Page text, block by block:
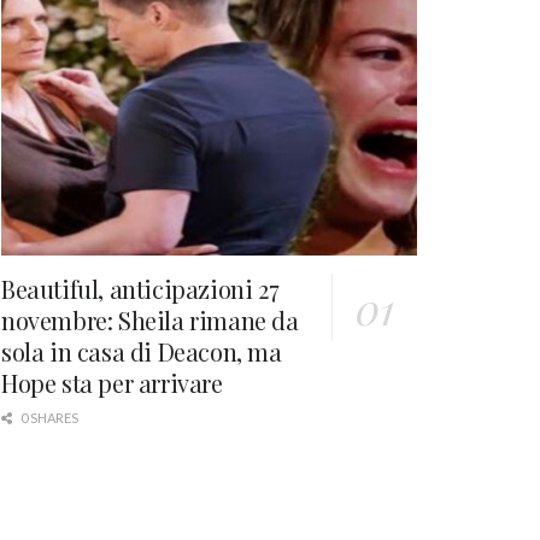
Beautiful, anticipazioni 27
novembre: Sheila rimane da
sola in casa di Deacon, ma
Hope sta per arrivare
0 SHARES